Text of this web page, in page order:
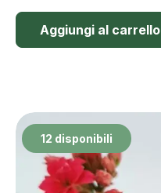
Aggiungi al carrello
12 disponibili